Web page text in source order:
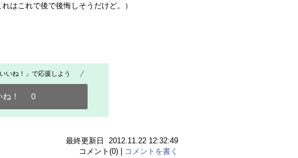
はこれで後で後悔しそうだけど。）
いね！」で応援しよう
！ 0
最終更新日 2012.11.22 12:32:49
コメント(0) |
コメントを書く